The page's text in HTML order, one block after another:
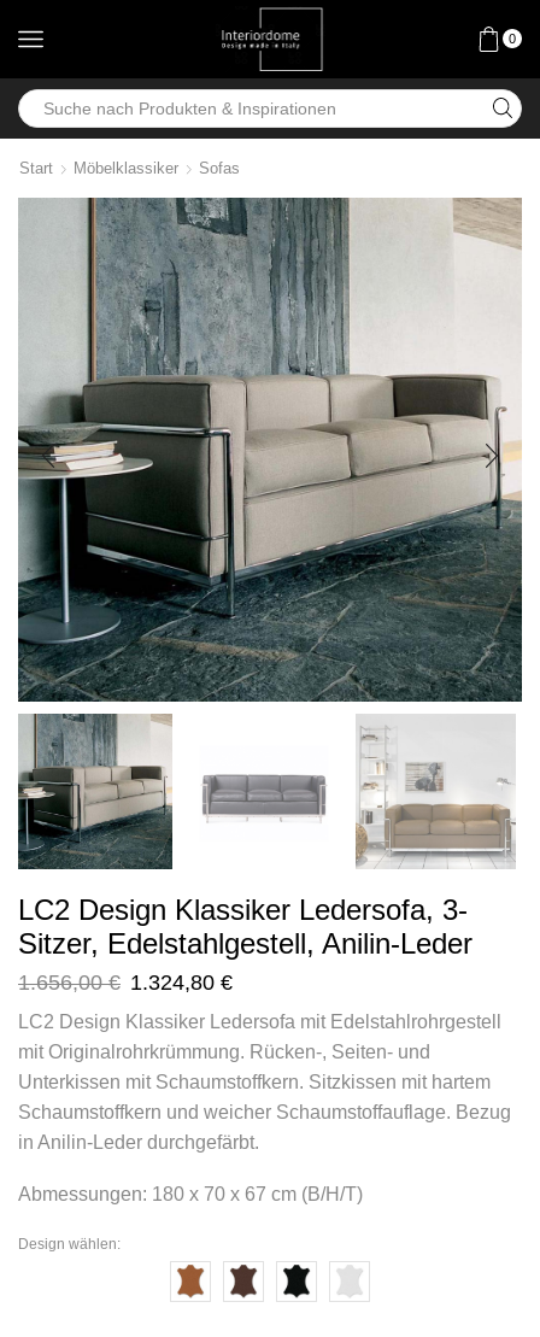
0
Start Möbelklassiker Sofas
LC2 Design Klassiker Ledersofa, 3-
Sitzer, Edelstahlgestell, Anilin-Leder
1.656,00€ 1.324,80 €
LC2 Design Klassiker Ledersofa mit Edelstahlrohrgestell
mit Originalrohrkrümmung. Rücken-, Seiten- und
Unterkissen mit Schaumstoffkern. Sitzkissen mit hartem
Schaumstoffkern und weicher Schaumstoffauflage. Bezug
in Anilin-Leder durchgefärbt.
Abmessungen: 180 x 70 x 67 cm (B/H/T)
Design wählen: